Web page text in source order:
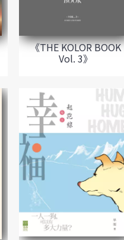
《THE KOLOR BOOK
Vol. 3》